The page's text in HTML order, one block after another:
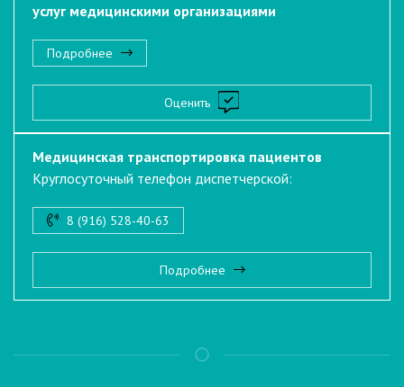
услуг медицинскими организациями
Подробнее
Оценить
Медицинская транспортировка пациентов
Круглосуточный телефон диспетчерской:
8 (916) 528-40-63
Подробнее